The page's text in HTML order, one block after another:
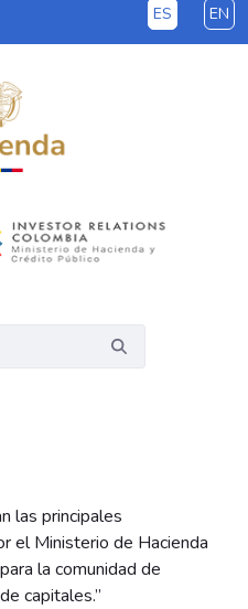
ES EN
las principales
el Ministerio de Hacienda
la comunidad de
capitales.”